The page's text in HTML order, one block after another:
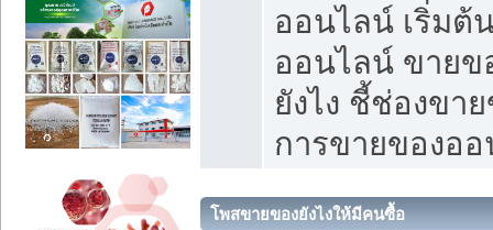
ออนไลน์ เริ่มต้
ออนไลน์ ขายข
ยังไง ชี้ช่องขา
การขายของอ
โพสขายของยังไงให้มีคนซื้อ